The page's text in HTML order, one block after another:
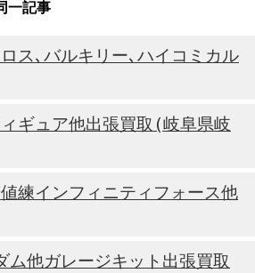
一記事
ス､バルキリー､ハイコミカル
ギュア他出張買取(岐阜県岐
練インフィニティフォース他
ム他ガレージキット出張買取